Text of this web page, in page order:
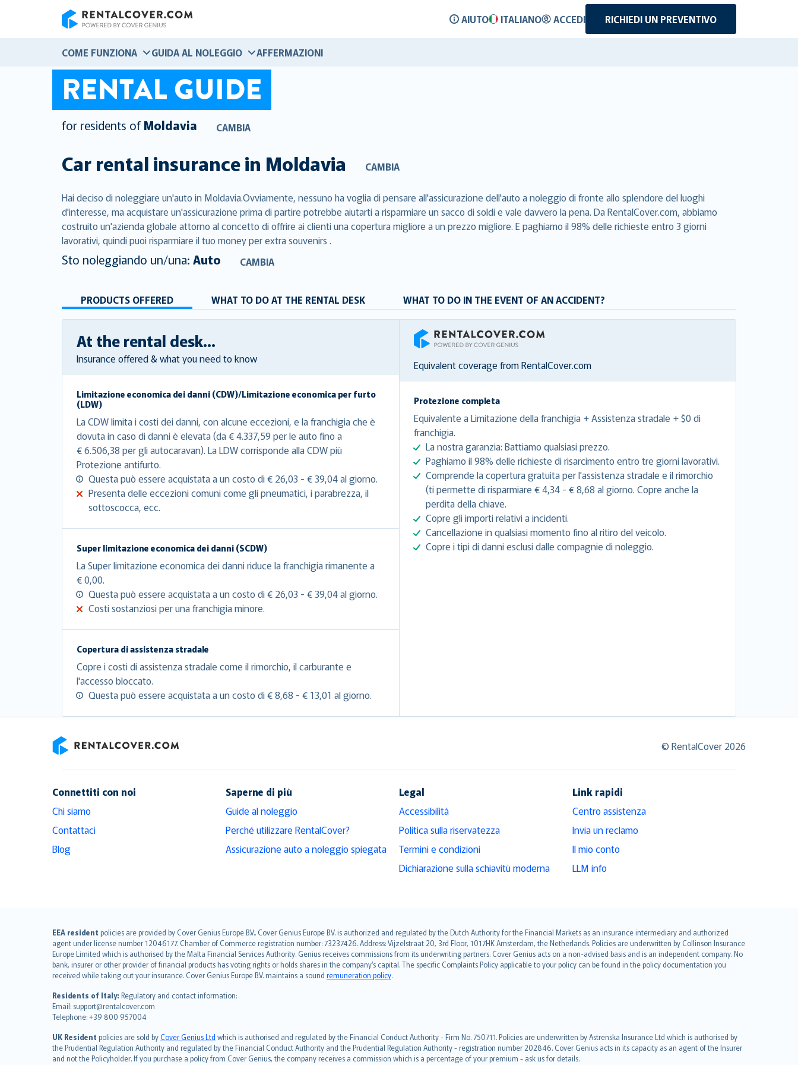
AIUTO ITALIANO ACCEDI RICHIEDI UN PREVENTIVO
COME FUNZIONA GUIDA AL NOLEGGIO AFFERMAZIONI
RENTAL GUIDE
for residents of Moldavia CAMBIA
Car rental insurance in Moldavia CAMBIA
Hai deciso di noleggiare un'auto in Moldavia.Ovviamente, nessuno ha voglia di pensare all'assicurazione dell'auto a noleggio di fronte allo splendore del luoghi
d'interesse, ma acquistare un'assicurazione prima di partire potrebbe aiutarti a risparmiare un sacco di soldi e vale davvero la pena. Da RentalCover.com, abbiamo
costruito un'azienda globale attorno al concetto di offrire ai clienti una copertura migliore a un prezzo migliore. E paghiamo il 98% delle richieste entro 3 giorni
lavorativi, quindi puoi risparmiare il tuo money per extra souvenirs .
Sto noleggiando un/una: Auto CAMBIA
PRODUCTS OFFERED WHAT TO DO AT THE RENTAL DESK WHAT TO DO IN THE EVENT OF AN ACCIDENT?
At the rental desk...
Insurance offered & what you need to know
Limitazione economica dei danni (CDW)/Limitazione economica per furto
(LDW)
La CDW limita i costi dei danni, con alcune eccezioni, e la franchigia che è
dovuta in caso di danni è elevata (da € 4.337,59 per le auto fino a
€ 6.506,38 per gli autocaravan). La LDW corrisponde alla CDW più
Protezione antifurto.
Questa può essere acquistata a un costo di € 26,03 - € 39,04 al giorno.
Presenta delle eccezioni comuni come gli pneumatici, i parabrezza, il
sottoscocca, ecc.
Super limitazione economica dei danni (SCDW)
La Super limitazione economica dei danni riduce la franchigia rimanente a
€ 0,00.
Questa può essere acquistata a un costo di € 26,03 - € 39,04 al giorno.
Costi sostanziosi per una franchigia minore.
Copertura di assistenza stradale
Copre i costi di assistenza stradale come il rimorchio, il carburante e
l'accesso bloccato.
Questa può essere acquistata a un costo di € 8,68 - € 13,01 al giorno.
RentalCover
Equivalent coverage from RentalCover.com
Protezione completa
Equivalente a Limitazione della franchigia + Assistenza stradale + $0 di
franchigia.
La nostra garanzia: Battiamo qualsiasi prezzo.
Paghiamo il 98% delle richieste di risarcimento entro tre giorni lavorativi.
Comprende la copertura gratuita per l'assistenza stradale e il rimorchio
(ti permette di risparmiare € 4,34 - € 8,68 al giorno. Copre anche la
perdita della chiave.
Copre gli importi relativi a incidenti.
Cancellazione in qualsiasi momento fino al ritiro del veicolo.
Copre i tipi di danni esclusi dalle compagnie di noleggio.
© RentalCover 2026
Connettiti con noi
Chi siamo
Contattaci
Blog
Saperne di più
Guide al noleggio
Perché utilizzare RentalCover?
Assicurazione auto a noleggio spiegata
Legal
Accessibilità
Politica sulla riservatezza
Termini e condizioni
Dichiarazione sulla schiavitù moderna
Link rapidi
Centro assistenza
Invia un reclamo
Il mio conto
LLM info
EEA resident policies are provided by Cover Genius Europe B.V.. Cover Genius Europe B.V. is authorized and regulated by the Dutch Authority for the Financial Markets as an insurance intermediary and authorized
agent under license number 12046177. Chamber of Commerce registration number: 73237426. Address: Vijzelstraat 20, 3rd Floor, 1017HK Amsterdam, the Netherlands. Policies are underwritten by Collinson Insurance
Europe Limited which is authorised by the Malta Financial Services Authority. Genius receives commissions from its underwriting partners. Cover Genius acts on a non-advised basis and is an independent company. No
bank, insurer or other provider of financial products has voting rights or holds shares in the company’s capital. The specific Complaints Policy applicable to your policy can be found in the policy documentation you
received while taking out your insurance. Cover Genius Europe B.V. maintains a sound remuneration policy.
Residents of Italy: Regulatory and contact information:
Email: support@rentalcover.com
Telephone: +39 800 957004
UK Resident policies are sold byCover Genius Ltd which is authorised and regulated by the Financial Conduct Authority - Firm No. 750711. Policies are underwritten by Astrenska Insurance Ltd which is authorised by
the Prudential Regulation Authority and regulated by the Financial Conduct Authority and the Prudential Regulation Authority - registration number 202846. Cover Genius acts in its capacity as an agent of the Insurer
and not the Policyholder. If you purchase a policy from Cover Genius, the company receives a commission which is a percentage of your premium - ask us for details.
English (UK)
English (US)
Deutsch
français
Nederlands
español
italiano
简体中文
繁體中文
Português